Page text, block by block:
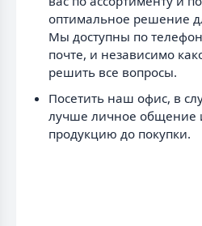
оптимальное решение
Мы доступны по
почте, и независимо
решить все вопросы.
Посетить наш офис, в
лучше личное общение
продукцию до покупки.